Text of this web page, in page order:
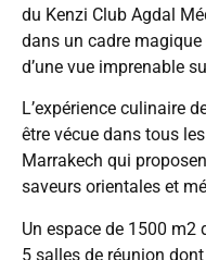
du Kenzi Club Agdal
dans un cadre magique
d’une vue imprenable
L’expérience culinaire
être vécue dans tous
Marrakech qui
saveurs orientales et
Un espace de 1500
5 salles de réunion